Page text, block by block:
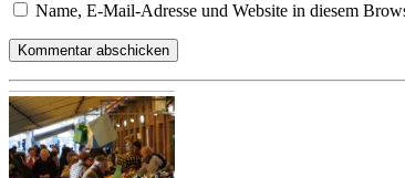
Name, E-Mail-Adresse und Website in diesem